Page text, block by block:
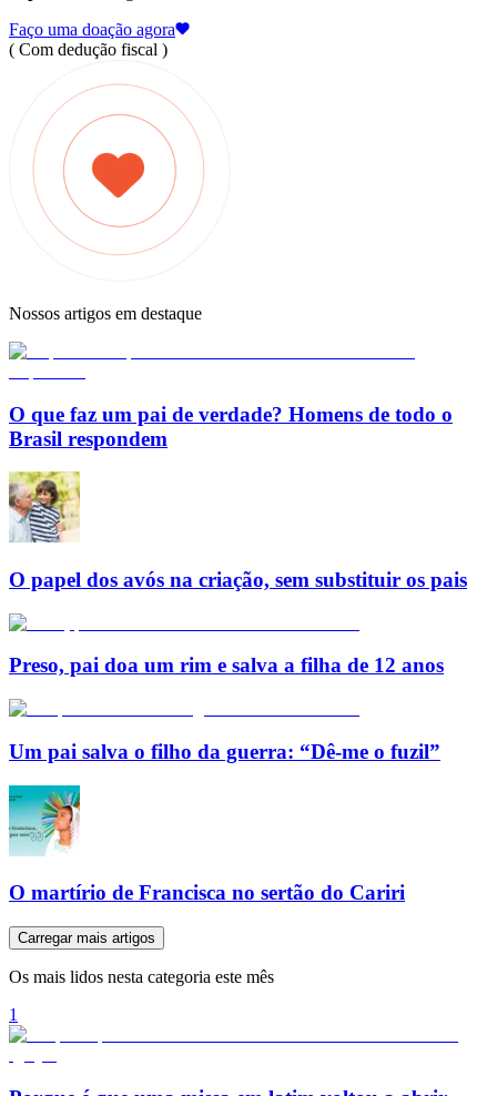
Faço uma doação agora
( Com dedução fiscal )
Nossos artigos em destaque
O que faz um pai de verdade? Homens de todo o
Brasil respondem
O papel dos avós na criação, sem substituir os pais
Preso, pai doa um rim e salva a filha de 12 anos
Um pai salva o filho da guerra: “Dê-me o fuzil”
O martírio de Francisca no sertão do Cariri
Carregar mais artigos
Os mais lidos nesta categoria este mês
1